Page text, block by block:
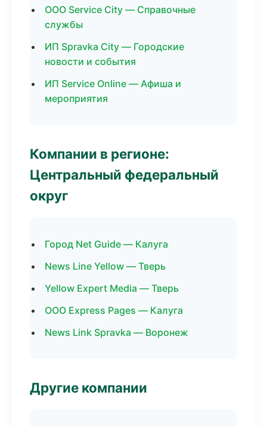
ООО Service City — Справочные
службы
ИП Spravka City — Городские
новости и события
ИП Service Online — Афиша и
мероприятия
Компании в регионе:
Центральный федеральный
округ
Город Net Guide — Калуга
News Line Yellow — Тверь
Yellow Expert Media — Тверь
ООО Express Pages — Калуга
News Link Spravka — Воронеж
Другие компании